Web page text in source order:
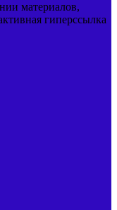
материалов,
гиперссылка